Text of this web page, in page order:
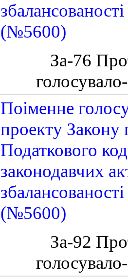
(№5600)
За-76
Поіменне
проекту Закону
Податкового
законодавчих
(№5600)
За-92